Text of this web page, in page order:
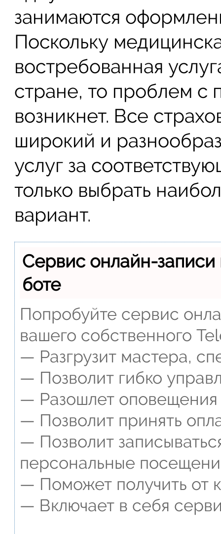
занимаются
Поскольку
востребованная
стране, то проблем с
возникнет. Все
широкий и
услуг за
только выбрать
вариант.
Сервис онлайн-
боте
Попробуйте сервис
вашего собственного
— Разгрузит мастера,
— Позволит гибко
— Разошлет оповещения
— Позволит принять
— Позволит
персональные
— Поможет получить от
— Включает в себя